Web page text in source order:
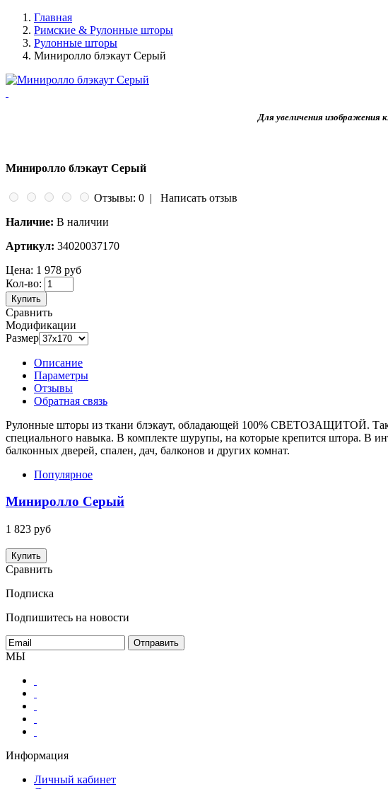
Главная
Римские & Рулонные шторы
Рулонные шторы
Миниролло блэкаут Серый
Для увеличения изображения
Миниролло блэкаут Серый
Отзывы: 0 | Написать отзыв
Наличие: В наличии
Артикул: 34020037170
Цена: 1 978 руб
Кол-во:
Купить
Сравнить
Модификации
Размер
Описание
Параметры
Отзывы
Обратная связь
Рулонные шторы из ткани блэкаут, обладающей 100% СВЕТОЗАЩИТОЙ.
специального навыка. В комплекте шурупы, на которые крепится штора. В
балконных дверей, спален, дач, балконов и других комнат.
Популярное
Миниролло Серый
1 823 руб
Купить
Сравнить
Подписка
Подпишитесь на новости
МЫ
Информация
Личный кабинет